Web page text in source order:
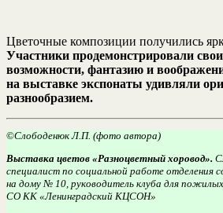
Цветочные композиции получились
Участники продемонстрировали
возможности, фантазию и
на выставке экспонаты удивляли
разнообразием.
©Слободенюк Л.П. (фото автора)
Выставка цветов «Разноцветный хоровод».
специалист по социальной работе отделения
на дому № 10, руководитель клуба для
СО КК «Ленинградский КЦСОН»